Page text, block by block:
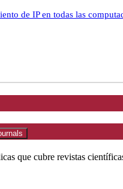
de IP en todas las
que cubre revistas